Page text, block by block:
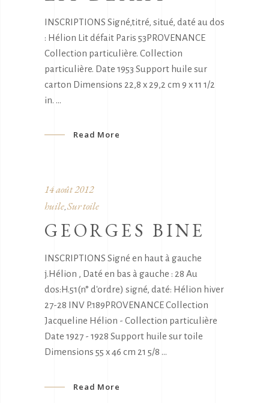
INSCRIPTIONS Signé,titré, situé, daté au dos
: Hélion Lit défait Paris 53PROVENANCE
Collection particulière. Collection
particulière. Date 1953 Support huile sur
carton Dimensions 22,8 x 29,2 cm 9 x 11 1/2
in.
Read More
14 août 2012
huile, Sur toile
GEORGES BINE
INSCRIPTIONS Signé en haut à gauche
j.Hélion , Daté en bas à gauche : 28 Au
dos:H.51(n° d'ordre) signé, daté: Hélion hiver
27-28 INV P.189PROVENANCE Collection
Jacqueline Hélion - Collection particulière
Date 1927 - 1928 Support huile sur toile
Dimensions 55 x 46 cm 21 5/8
Read More